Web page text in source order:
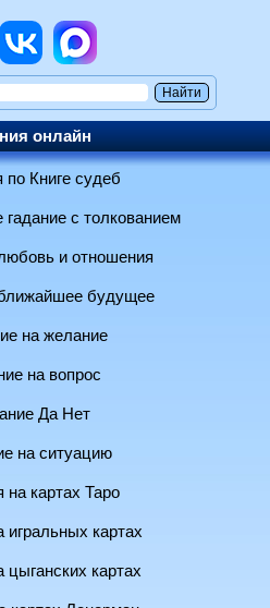
онлайн
по Книге судеб
гадание с толкованием
и отношения
будущее
на желание
на вопрос
Да Нет
на ситуацию
на картах Таро
игральных картах
цыганских картах